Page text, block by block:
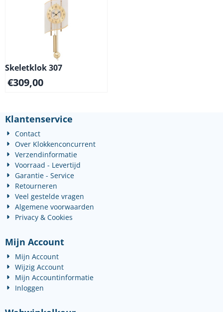
Skeletklok 307
€309,00
Klantenservice
Contact
Over Klokkenconcurrent
Verzendinformatie
Voorraad - Levertijd
Garantie - Service
Retourneren
Veel gestelde vragen
Algemene voorwaarden
Privacy & Cookies
Mijn Account
Mijn Account
Wijzig Account
Mijn Accountinformatie
Inloggen